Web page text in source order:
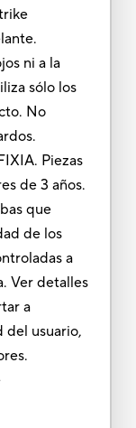
ni a la
sólo los
No
Piezas
de 3 años.
que
de los
a
Ver detalles
a
del usuario,